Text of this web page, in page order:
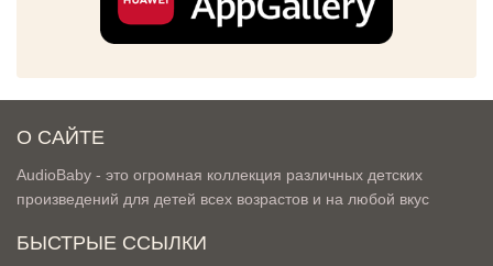
О САЙТЕ
AudioBaby - это огромная коллекция различных детских
произведений для детей всех возрастов и на любой вкус
БЫСТРЫЕ ССЫЛКИ